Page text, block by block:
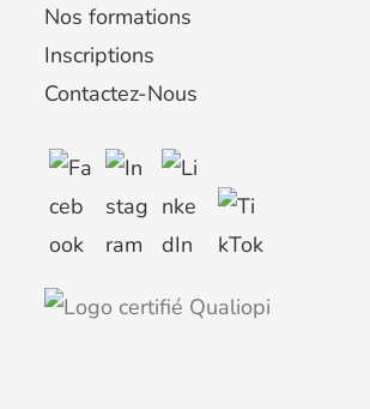
Nos formations
Inscriptions
Contactez-Nous